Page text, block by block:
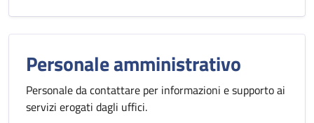
Personale amministrativo
Personale da contattare per informazioni e supporto ai
servizi erogati dagli uffici.